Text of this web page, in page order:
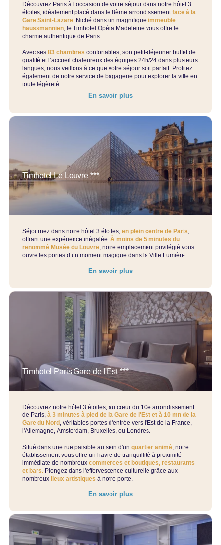
Découvrez Paris à l’occasion de votre séjour dans notre hôtel 3
étoiles, idéalement placé dans le 8ème arrondissementface à la
Gare Saint-Lazare . Niché dans un magnifiqueimmeuble
haussmannien , le Timhotel Opéra Madeleine vous offre le
charme authentique de Paris.
Avec ses83 chambresconfortables, son petit-déjeuner buffet de
qualité et l’accueil chaleureux des équipes 24h/24 dans plusieurs
langues, nous veillons à ce que votre séjour soit parfait. Profitez
également de notre service de bagagerie pour explorer la ville en
toute légèreté.
En savoir plus
Timhotel Le Louvre ***
Séjournez dans notre hôtel 3 étoiles,en plein centre de Paris,
offrant une expérience inégalée.À moins de 5 minutes du
renommé Musée du Louvre, notre emplacement privilégié vous
ouvre les portes d’un moment magique dans la Ville Lumière.
En savoir plus
Timhotel Paris Gare de l'Est ***
Découvrez notre hôtel 3 étoiles, au cœur du 10e arrondissement
de Paris,à 3 minutes à pied de la Gare de l'Est et à 10 mn de la
Gare du Nord , véritables portes d'entrée vers l'Est de la France,
l'Allemagne, Amsterdam, Bruxelles, ou Londres.
Situé dans une rue paisible au sein d'unquartier animé, notre
établissement vous offre un havre de tranquillité à proximité
immédiate de nombreuxcommerces et boutiques, restaurants
et bars. Plongez dans l'effervescence culturelle grâce aux
nombreux lieux artistiques à notre porte.
En savoir plus